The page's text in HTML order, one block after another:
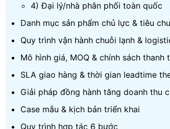
4) Đại lý/nhà phân phối toàn quốc
Danh mục sản phẩm chủ lực & tiêu
Quy trình vận hành chuỗi lạnh &
Mô hình giá, MOQ & chính sách thanh
SLA giao hàng & thời gian leadtime
Giải pháp đồng hành tăng doanh thu
Case mẫu & kịch bản triển khai
Quy trình hợp tác 6 bước